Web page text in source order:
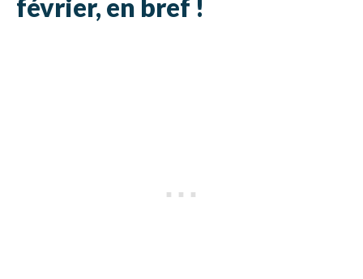
février, en bref !